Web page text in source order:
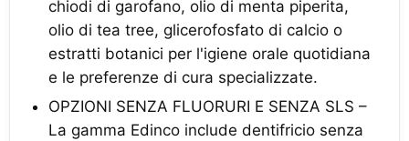
chiodi di garofano, olio di menta piperita,
olio di tea tree, glicerofosfato di calcio o
estratti botanici per l'igiene orale quotidiana
e le preferenze di cura specializzate.
OPZIONI SENZA FLUORURI E SENZA SLS –
La gamma Edinco include dentifricio senza